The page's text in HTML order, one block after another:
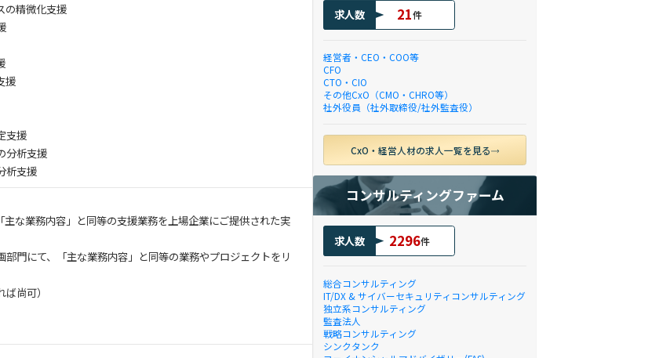
の精微化支援
援
支援
分析支援
析支援
主な業務内容」と同等の支援業務を上場企業にご提供された実
部門にて、「主な業務内容」と同等の業務やプロジェクトをリ
尚可）
求人数 21件
経営者・CEO・COO等
CFO
CTO・CIO
その他CxO（CMO・CHRO等）
社外役員（社外取締役/社外監査役）
CxO・経営人材の求人一覧を見る
コンサルティングファーム
求人数 2296件
総合コンサルティング
IT/DX & サイバーセキュリティコンサルティング
独立系コンサルティング
監査法人
戦略コンサルティング
シンクタンク